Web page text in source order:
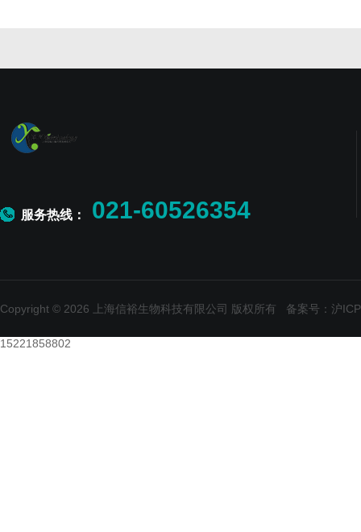
服务热线： 021-60526354
Copyright © 2026 上海信裕生物科技有限公司 版权所有 备案号：沪
15221858802